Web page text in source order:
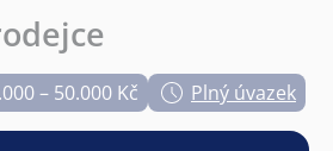
– 50.000 Kč Plný úvazek